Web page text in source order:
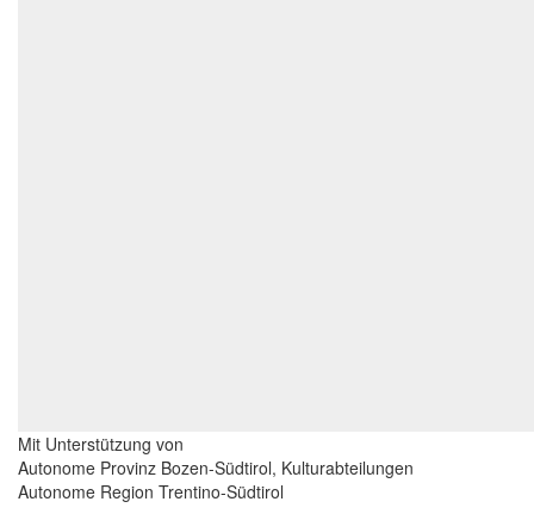
Mit Unterstützung von
Autonome Provinz Bozen-Südtirol, Kulturabteilungen
Autonome Region Trentino-Südtirol